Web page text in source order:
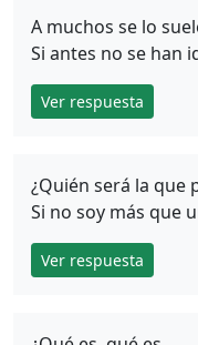
A muchos se lo
Si antes no se han
Ver respuesta
¿Quién será la que
Si no soy más que
Ver respuesta